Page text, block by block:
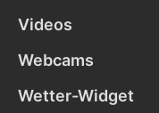
Videos
Webcams
Wetter-Widget